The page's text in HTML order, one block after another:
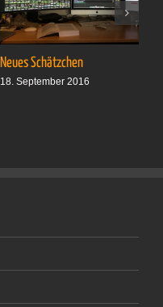
Neues Schätzchen
18. September 2016